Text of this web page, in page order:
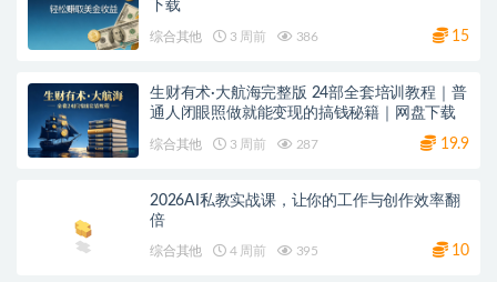
下载
综合其他 3 周前 386 15
生财有术·大航海完整版 24部全套培训教程｜普
通人闭眼照做就能变现的搞钱秘籍｜网盘下载
综合其他 3 周前 287 19.9
2026AI私教实战课，让你的工作与创作效率翻
倍
综合其他 4 周前 395 10